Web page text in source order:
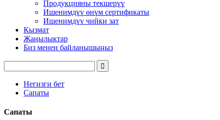
Продукцияны текшерүү
Ишенимдүү өнүм сертификаты
Ишенимдүү чийки зат
Кызмат
Жаңылыктар
Биз менен байланышыңыз
Негизги бет
Сапаты
Сапаты